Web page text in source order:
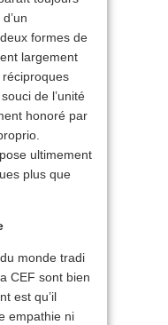
formes de
largement
de l’unité
honoré par
ultimement
plus que
monde tradi
CEF sont bien
est qu’il
empathie ni